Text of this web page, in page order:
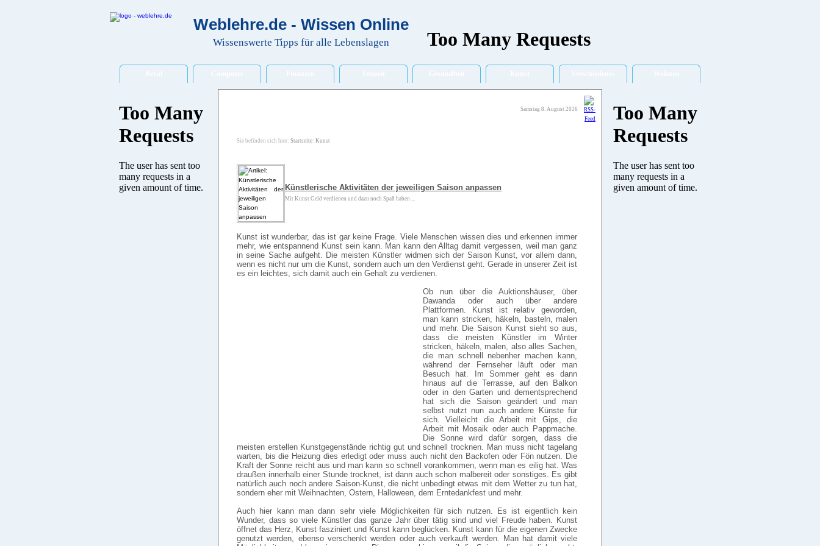
Weblehre.de - Wissen Online
Wissenswerte Tipps für alle Lebenslagen
Samstag 8. August 2026
Sie befinden sich hier: Startseite: Kunst
Künstlerische Aktivitäten der jeweiligen Saison anpassen
Mit Kunst Geld verdienen und dazu noch Spaß haben ...
Kunst ist wunderbar, das ist gar keine Frage. Viele Menschen wissen dies und erkennen immer
mehr, wie entspannend Kunst sein kann. Man kann den Alltag damit vergessen, weil man ganz
in seine Sache aufgeht. Die meisten Künstler widmen sich der Saison Kunst, vor allem dann,
wenn es nicht nur um die Kunst, sondern auch um den Verdienst geht. Gerade in unserer Zeit ist
es ein leichtes, sich damit auch ein Gehalt zu verdienen.
Ob nun über die Auktionshäuser, über
Dawanda oder auch über andere
Plattformen. Kunst ist relativ geworden,
man kann stricken, häkeln, basteln, malen
und mehr. Die Saison Kunst sieht so aus,
dass die meisten Künstler im Winter
stricken, häkeln, malen, also alles Sachen,
die man schnell nebenher machen kann,
während der Fernseher läuft oder man
Besuch hat. Im Sommer geht es dann
hinaus auf die Terrasse, auf den Balkon
oder in den Garten und dementsprechend
hat sich die Saison geändert und man
selbst nutzt nun auch andere Künste für
sich. Vielleicht die Arbeit mit Gips, die
Arbeit mit Mosaik oder auch Pappmache.
Die Sonne wird dafür sorgen, dass die
meisten erstellen Kunstgegenstände richtig gut und schnell trocknen. Man muss nicht tagelang
warten, bis die Heizung dies erledigt oder muss auch nicht den Backofen oder Fön nutzen. Die
Kraft der Sonne reicht aus und man kann so schnell vorankommen, wenn man es eilig hat. Was
draußen innerhalb einer Stunde trocknet, ist dann auch schon malbereit oder sonstiges. Es gibt
natürlich auch noch andere Saison-Kunst, die nicht unbedingt etwas mit dem Wetter zu tun hat,
sondern eher mit Weihnachten, Ostern, Halloween, dem Erntedankfest und mehr.
Auch hier kann man dann sehr viele Möglichkeiten für sich nutzen. Es ist eigentlich kein
Wunder, dass so viele Künstler das ganze Jahr über tätig sind und viel Freude haben. Kunst
öffnet das Herz, Kunst fasziniert und Kunst kann beglücken. Kunst kann für die eigenen Zwecke
genutzt werden, ebenso verschenkt werden oder auch verkauft werden. Man hat damit viele